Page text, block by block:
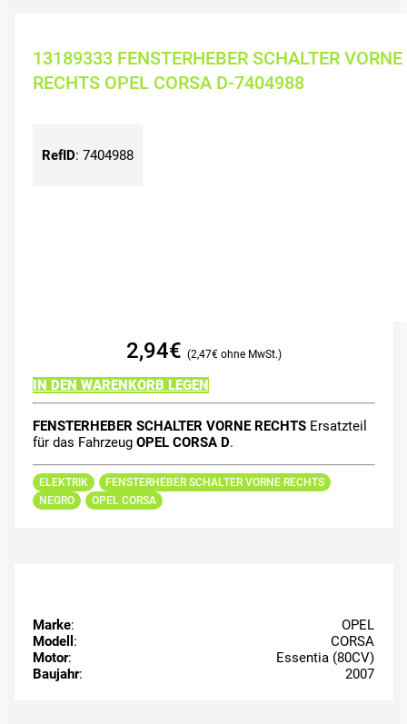
13189333 FENSTERHEBER SCHALTER VORNE
RECHTS OPEL CORSA D-7404988
RefID: 7404988
2,94€ 2,47€
IN DEN WARENKORB LEGEN
FENSTERHEBER SCHALTER VORNE RECHTSErsatzteil
für das Fahrzeug OPEL CORSA D.
ELEKTRIK
FENSTERHEBER SCHALTER VORNE RECHTS
NEGRO
OPEL CORSA
Marke:
OPEL
Modell :
CORSA
Motor:
Essentia (80CV)
Baujahr: 2007